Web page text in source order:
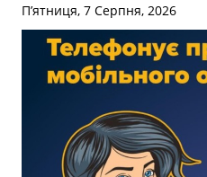
П’ятниця, 7 Серпня, 2026